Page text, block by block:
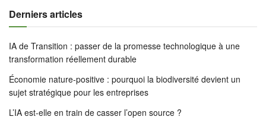
Derniers articles
IA de Transition : passer de la promesse technologique à une
transformation réellement durable
Économie nature-positive : pourquoi la biodiversité devient un
sujet stratégique pour les entreprises
L’IA est-elle en train de casser l’open source ?